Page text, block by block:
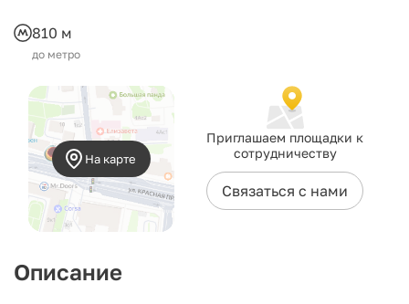
810 м
до метро
На карте
Приглашаем площадки к
сотрудничеству
Связаться с нами
Описание